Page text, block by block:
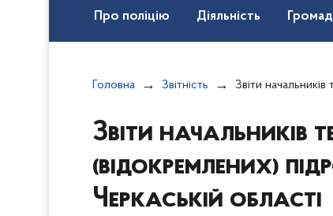
Про поліцію Діяльність
Головна Звітність Звіти начальників територіальних
Звіти начальників
(відокремлених)
Черкаській області